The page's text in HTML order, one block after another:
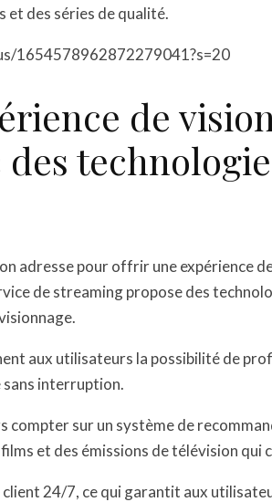
et des séries de qualité.
1654578962872279041?s=20
de
adresse pour offrir une expérience
de streaming propose des
aux utilisateurs la possibilité de
sans interruption.
compter sur un système de
et des émissions de télévision qui
client 24/7, ce qui garantit aux